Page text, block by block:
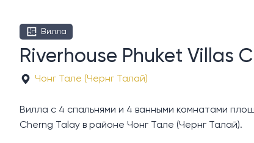
Вилла
Riverhouse Phuket Villas
Чонг Тале (Чернг Талай)
Вилла с 4 спальнями и 4 ванными комнатами
Cherng Talay в районе Чонг Тале (Чернг Талай).